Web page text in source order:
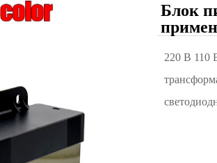
Блок
220 В 110